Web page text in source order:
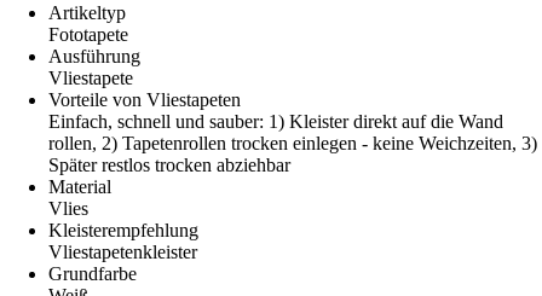
Artikeltyp
Fototapete
Ausführung
Vliestapete
Vorteile von Vliestapeten
Einfach, schnell und sauber: 1) Kleister direkt auf die Wand
rollen, 2) Tapetenrollen trocken einlegen - keine Weichzeiten, 3)
Später restlos trocken abziehbar
Material
Vlies
Kleisterempfehlung
Vliestapetenkleister
Grundfarbe